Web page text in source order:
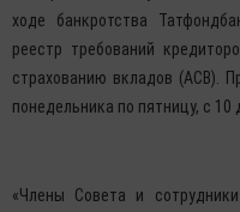
ходе банкротства
реестр требований
страхованию вкладов (АСВ).
понедельника по пятницу, с 10
«Члены Совета и